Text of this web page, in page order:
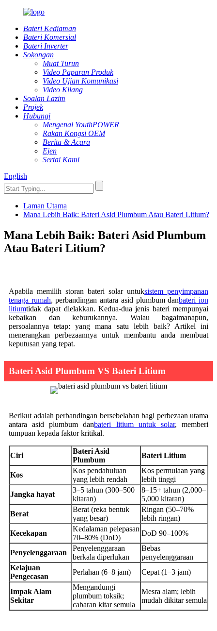
Bateri Kediaman
Bateri Komersial
Bateri Inverter
Sokongan
Muat Turun
Video Paparan Produk
Video Ujian Komunikasi
Video Kilang
Soalan Lazim
Projek
Hubungi
Mengenai YouthPOWER
Rakan Kongsi OEM
Berita & Acara
Ejen
Sertai Kami
English
Laman Utama
Mana Lebih Baik: Bateri Asid Plumbum Atau Bateri Litium?
Mana Lebih Baik: Bateri Asid Plumbum
Atau Bateri Litium?
Apabila memilih storan bateri solar untuksistem penyimpanan
tenaga rumah, perbandingan antara asid plumbum danbateri ion
litiumtidak dapat dielakkan. Kedua-dua jenis bateri mempunyai
kebaikan dan keburukannya. Walau bagaimanapun,
persoalannya tetap: yang mana satu lebih baik? Artikel ini
menerangkan perbezaannya untuk membantu anda membuat
keputusan yang tepat.
Bateri Asid Plumbum VS Bateri Litium
Berikut adalah perbandingan bersebelahan bagi perbezaan utama
antara asid plumbum danbateri litium untuk solar, memberi
tumpuan kepada faktor kritikal.
Ciri
Bateri Asid
Plumbum
Bateri Litium
Kos
Kos pendahuluan
yang lebih rendah
Kos permulaan yang
lebih tinggi
Jangka hayat
3–5 tahun (300–500
kitaran)
8–15+ tahun (2,000–
5,000 kitaran)
Berat
Berat (reka bentuk
yang besar)
Ringan (50–70%
lebih ringan)
Kecekapan
Kedalaman pelepasan
70–80% (DoD)
DoD 90–100%
Penyelenggaraan
Penyelenggaraan
berkala diperlukan
Bebas
penyelenggaraan
Kelajuan
Pengecasan
Perlahan (6–8 jam) Cepat (1–3 jam)
Impak Alam
Sekitar
Mengandungi
plumbum toksik;
cabaran kitar semula
Mesra alam; lebih
mudah dikitar semula